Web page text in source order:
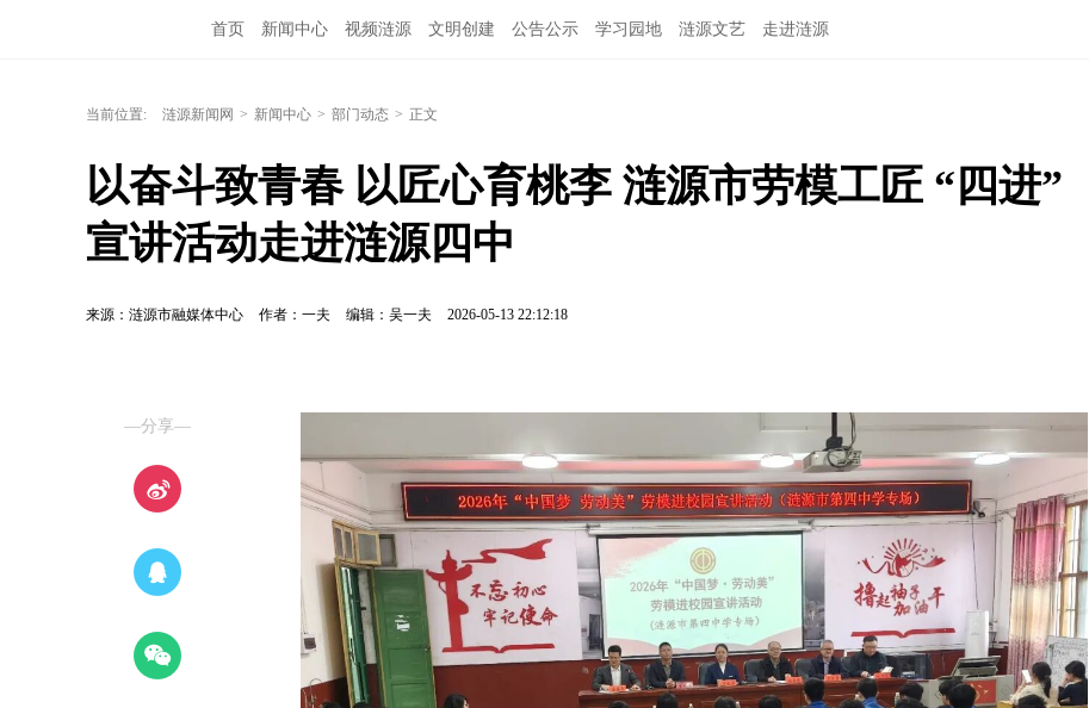
首页 新闻中心 视频涟源 文明创建 公告公示 学习园地 涟源文艺 走进涟源
当前位置: 涟源新闻网 > 新闻中心 > 部门动态 > 正文
以奋斗致青春 以匠心育桃李 涟源市劳模工匠 “四进”
宣讲活动走进涟源四中
来源：涟源市融媒体中心 作者：一夫 编辑：吴一夫 2026-05-13 22:12:18
—分享—